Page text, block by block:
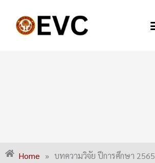
content
Home » บทความวิจัย ปีการศึกษา 2565